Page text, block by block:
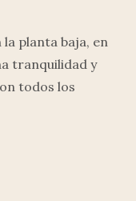
planta baja, en
tranquilidad y
todos los